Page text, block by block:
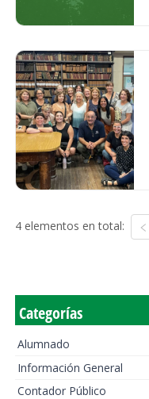
4 elementos en total:
Categorías
Alumnado
Información General
Contador Público